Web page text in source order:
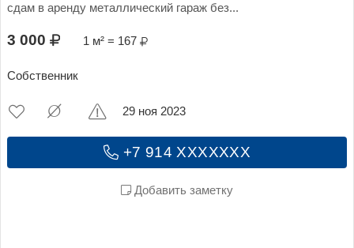
сдам в аренду металлический гараж без...
3 000 1 м² = 167
Собственник
+7 914 XXXXXXX
Добавить заметку
29 ноя 2023